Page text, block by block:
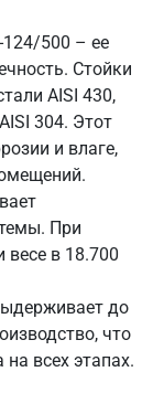
124/500 – ее
Стойки
AISI 430,
304. Этот
и влаге,
При
весе в 18.700
до
что
на всех этапах.